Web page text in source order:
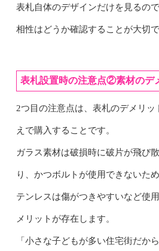
表札自体のデザインだけを見るの
相性はどうか確認することが大切で
表札設置時の注意点②素材のデ
2つ目の注意点は、表札のデメリッ
えで購入することです。
ガラス素材は破損時に破片が飛び
り、かつボルトが使用できないた
テンレスは傷がつきやすいなど使
メリットが存在します。
「小さな子どもが多い住宅街だか